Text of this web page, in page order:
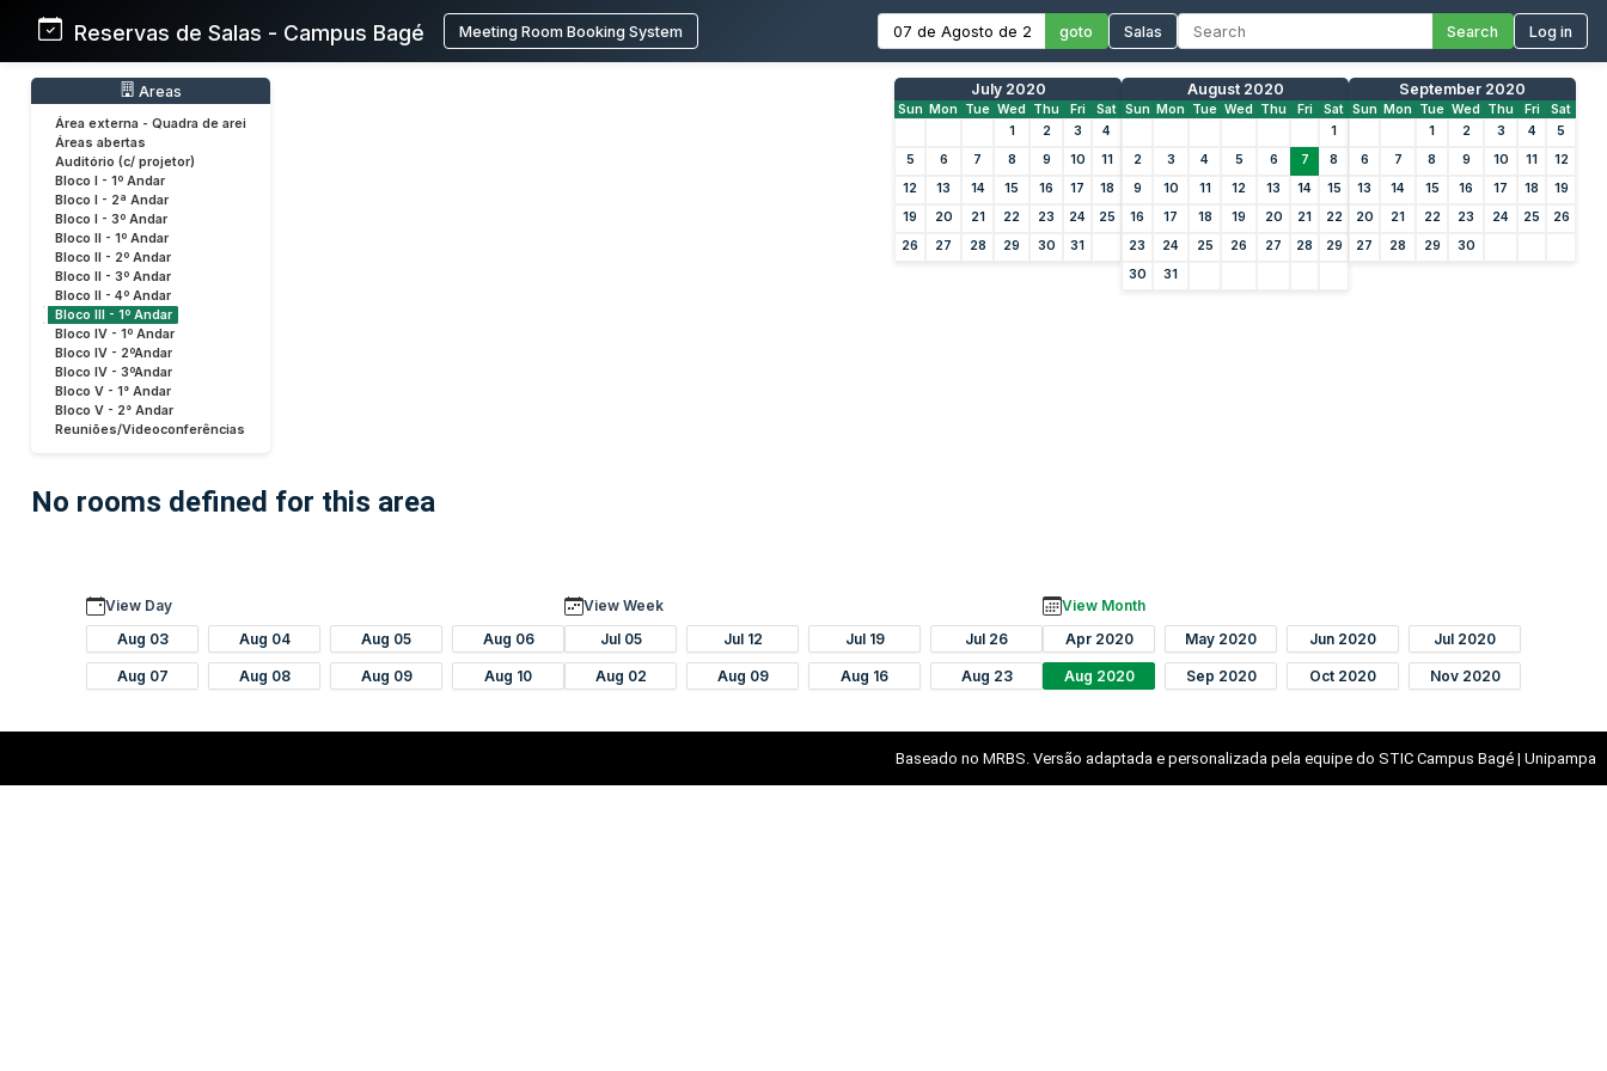
Reservas de Salas - Campus Bagé Meeting Room Booking System goto Salas Search Log in
Areas
Área externa - Quadra de arei
Áreas abertas
Auditório (c/ projetor)
Bloco I - 1º Andar
Bloco I - 2ª Andar
Bloco I - 3º Andar
Bloco II - 1º Andar
Bloco II - 2º Andar
Bloco II - 3º Andar
Bloco II - 4º Andar
Bloco III - 1º Andar
Bloco IV - 1º Andar
Bloco IV - 2ºAndar
Bloco IV - 3ºAndar
Bloco V - 1° Andar
Bloco V - 2° Andar
Reuniões/Videoconferências
July 2020
Sun Mon Tue Wed Thu Fri
Sat
1
2 3
4
5
6 7 8 9 10
11
12
13 14 15 16 17
18
19
20 21 22 23 24
25
26
27 28 29 30 31
August 2020
Sun Mon Tue Wed Thu Fri
Sat
1
2
3 4 5 6 7
8
9
10 11 12 13 14
15
16
17 18 19 20 21
22
23
24 25 26 27 28
29
30
31
September 2020
Sun Mon Tue Wed Thu Fri
Sat
1
2 3 4
5
6
7 8 9 10 11
12
13
14 15 16 17 18
19
20
21 22 23 24 25
26
27
28 29 30
No rooms defined for this area
View Day
Aug 03
Aug 04 Aug 05 Aug 06
Aug 07 Aug 08 Aug 09 Aug 10
View Week
Jul 05
Jul 12 Jul 19 Jul 26
Aug 02 Aug 09 Aug 16 Aug 23
View Month
Apr 2020
May 2020 Jun 2020 Jul 2020
Aug 2020 Sep 2020 Oct 2020 Nov 2020
Baseado no MRBS. Versão adaptada e personalizada pela equipe do STIC Campus Bagé | Unipampa